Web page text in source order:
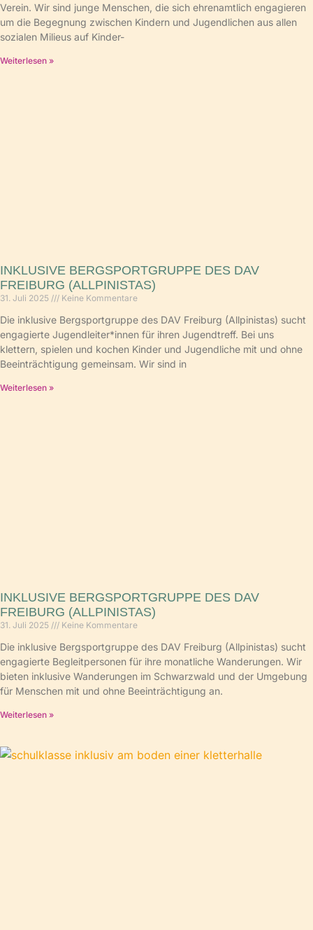
Verein. Wir sind junge Menschen, die sich ehrenamtlich engagieren
um die Begegnung zwischen Kindern und Jugendlichen aus allen
sozialen Milieus auf Kinder-
Weiterlesen »
INKLUSIVE BERGSPORTGRUPPE DES DAV
FREIBURG (ALLPINISTAS)
31. Juli 2025 Keine Kommentare
Die inklusive Bergsportgruppe des DAV Freiburg (Allpinistas) sucht
engagierte Jugendleiter*innen für ihren Jugendtreff. Bei uns
klettern, spielen und kochen Kinder und Jugendliche mit und ohne
Beeinträchtigung gemeinsam. Wir sind in
Weiterlesen »
INKLUSIVE BERGSPORTGRUPPE DES DAV
FREIBURG (ALLPINISTAS)
31. Juli 2025 Keine Kommentare
Die inklusive Bergsportgruppe des DAV Freiburg (Allpinistas) sucht
engagierte Begleitpersonen für ihre monatliche Wanderungen. Wir
bieten inklusive Wanderungen im Schwarzwald und der Umgebung
für Menschen mit und ohne Beeinträchtigung an.
Weiterlesen »